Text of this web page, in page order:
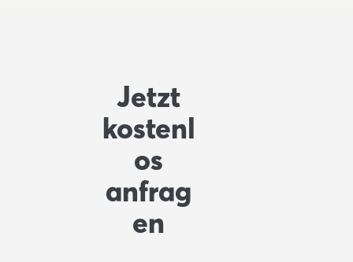
Jetzt
kostenl
os
anfrag
en